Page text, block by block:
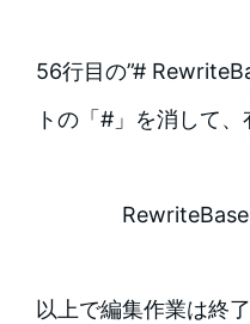
56行目の”#
トの「#」を消して、
以上で編集作業は終